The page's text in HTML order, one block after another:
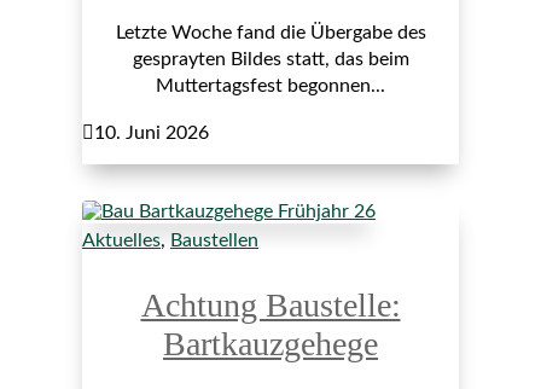
Letzte Woche fand die Übergabe des
gesprayten Bildes statt, das beim
Muttertagsfest begonnen...
10. Juni 2026
Aktuelles, Baustellen
Achtung Baustelle:
Bartkauzgehege